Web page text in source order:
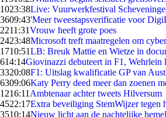
1023:38Live: Vuurwerkfestival
3609:43'Meer tweestapsverificatie voor
2211:31Vrouw heeft grote poes
2423:48Microsoft treft maatregelen om
1710:51LB: Breuk Mattie en Wietze in
614:14Giovinazzi debuteert in F1, Wehrlein
3320:08F1: Uitslag kwalificatie GP van
6309:06Katy Perry deed meer dan zoenen
1216:11 Ambtenaar achter tweets Hilversum
4522:17Extra beveiliging StemWijzer tegen
3510:14Nieuw licht aan de nachtelijke hemel